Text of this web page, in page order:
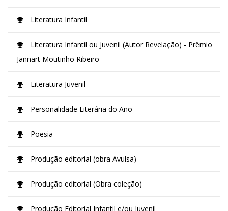
Literatura Infantil
Literatura Infantil ou Juvenil (Autor Revelação) - Prêmio
Jannart Moutinho Ribeiro
Literatura Juvenil
Personalidade Literária do Ano
Poesia
Produção editorial (obra Avulsa)
Produção editorial (Obra coleção)
Produção Editorial Infantil e/ou Juvenil